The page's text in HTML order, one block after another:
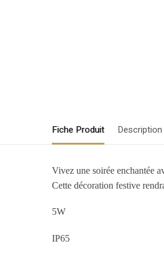
Fiche Produit Description
Vivez une soirée enchantée
Cette décoration festive
5W
IP65